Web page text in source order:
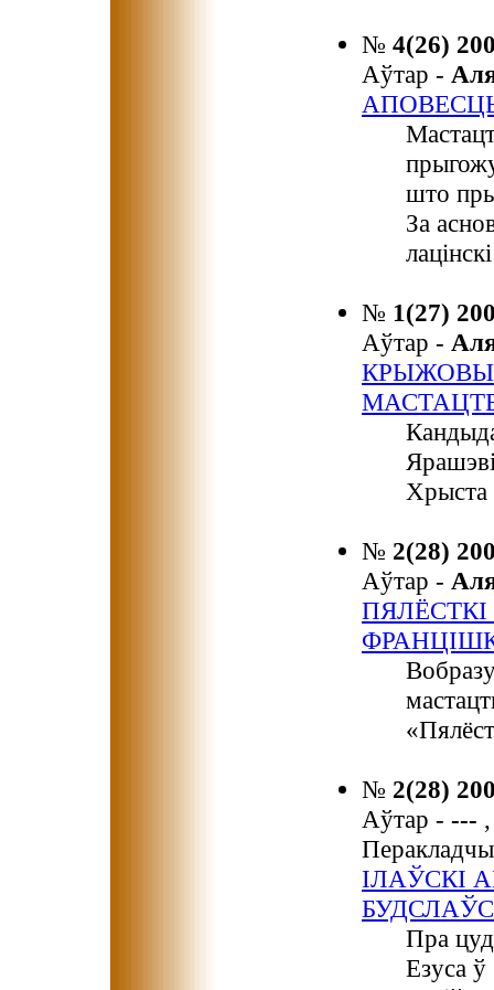
№ 4(26)
Аўтар -
што
За
№ 1(27)
Аўтар -
КРЫЖОВЫ
Хрыста
№ 2(28)
Аўтар -
№ 2(28)
Аўтар - --- ,
ІЛАЎСКІ
Пра
Езуса ў